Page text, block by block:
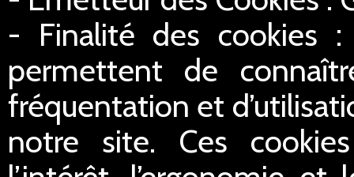
- Finalité des cookies
permettent de
fréquentation et
notre site. Ces